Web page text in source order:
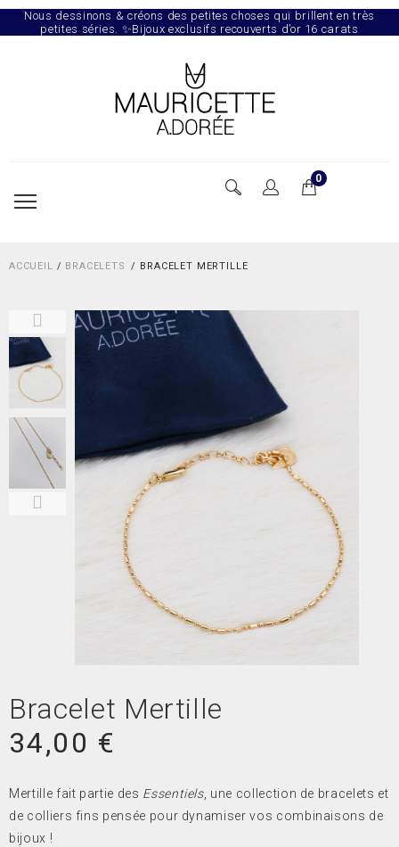
Nous dessinons & créons des petites choses qui brillent en très
petites séries. ✨Bijoux exclusifs recouverts d’or 16 carats
0
ACCUEIL / BRACELETS BRACELET MERTILLE
Bracelet Mertille
34,00 €
Mertille fait partie des Essentiels, une collection de bracelets et
de colliers fins pensée pour dynamiser vos combinaisons de
bijoux !